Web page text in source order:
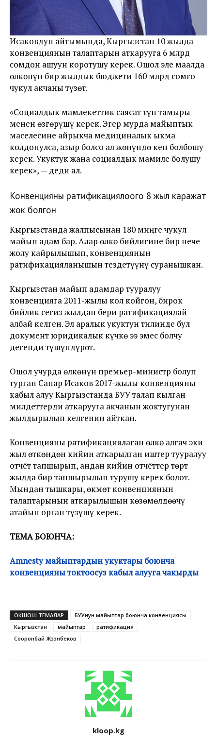
Исаковдун айтымында, Кыргызстан 10 жылда
конвенциянын талаптарын аткарууга 6 млрд
сомдон ашуун коротушу керек. Ошол эле маалда
өлкөнүн бир жылдык бюджети 160 млрд сомго
чукул акчаны түзөт.
«Социалдык мамлекеттик саясат түп тамыры
менен өзгөрүшү керек. Эгер мурда майыптык
маселесине айрыкча медициналык ыкма
колдонулса, азыр болсо ал жөнүндө кеп болбошу
керек. Укуктук жана социалдык мамиле болушу
керек», — деди ал.
Конвенцияны ратификациялоого 8 жыл каражат
жок болгон
Кыргызстанда жалпысынан 180 миңге чукул
майып адам бар. Алар өлкө бийлигине бир нече
жолу кайрылышып, конвенциянын
ратификацияланышын тездетүүнү суранышкан.
Кыргызстан майып адамдар тууралуу
конвенцияга 2011-жылы кол койгон, бирок
бийлик сегиз жылдан бери ратификациялай
албай келген. Эл аралык укуктун тилинде бул
документ юридикалык күчкө ээ эмес болчу
дегенди түшүндүрөт.
Ошол учурда өлкөнүн премьер-министр болуп
турган Сапар Исаков 2017-жылы конвенцияны
кабыл алуу Кыргызстанда БУУ талап кылган
милдеттерди аткарууга акчанын жоктугунан
жылдырылып келгенин айткан.
Конвенцияны ратификациялаган өлкө алгач эки
жыл өткөндөн кийин аткарылган иштер тууралуу
отчёт тапшырып, андан кийин отчёттер төрт
жылда бир тапшырылып турушу керек болот.
Мындан тышкары, өкмөт конвенциянын
талаптарынын аткарылышын көзөмөлдөөчү
атайын орган түзүшү керек.
ТЕМА БОЮНЧА:
Amnesty майыптардын укуктары боюнча
конвенцияны токтоосуз кабыл алууга чакырды
ОКШОШ ТЕМАЛАР
БУУнун майыптар боюнча конвенциясы
Кыргызстан
майыптар
ратификация
Сооронбай Жээнбеков
kloop.kg